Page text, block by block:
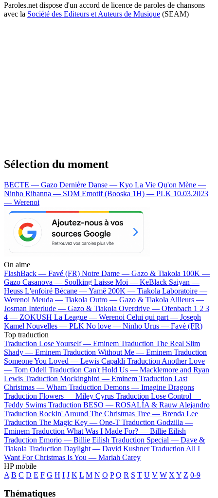
Paroles.net dispose d'un accord de licence de paroles de chansons
avec la Société des Editeurs et Auteurs de Musique (SEAM)
Sélection du moment
BECTE — Gazo Dernière Danse — Kyo La Vie Qu'on Mène —
Ninho Rihanna — SDM Emotif (Booska 1H) — PLK 10.03.2023
— Werenoi
On aime
FlashBack — Favé (FR) Notre Dame — Gazo & Tiakola 100K —
Gazo Casanova — Soolking Laisse Moi — KeBlack Saiyan —
Heuss L'enfoiré Bécane —Yamê 200K — Tiakola Laboratoire —
Werenoi Meuda — Tiakola Outro — Gazo & Tiakola Ailleurs —
Josman Interlude — Gazo & Tiakola Overdrive — Ofenbach 1 2 3
4 — ZOKUSH La League — Werenoi Celui qui part — Joseph
Kamel Nouvelles — PLK No love — Ninho Urus — Favé (FR)
Top traduction
Traduction Lose Yourself — Eminem Traduction The Real Slim
Shady — Eminem Traduction Without Me — Eminem Traduction
Someone You Loved — Lewis Capaldi Traduction Another Love
— Tom Odell Traduction Can't Hold Us — Macklemore and Ryan
Lewis Traduction Mockingbird — Eminem Traduction Last
Christmas — Wham Traduction Demons — Imagine Dragons
Traduction Flowers — Miley Cyrus Traduction Lose Control —
Teddy Swims Traduction BESO — ROSALÍA & Rauw Alejandro
Traduction Rockin' Around The Christmas Tree — Brenda Lee
Traduction The Magic Key — One-T Traduction Godzilla —
Eminem Traduction What Was I Made For? — Billie Eilish
Traduction Emorio — Billie Eilish Traduction Special — Dave &
Tiakola Traduction Daylight — David Kushner Traduction All I
Want For Christmas Is You — Mariah Carey
HP mobile
A B C D E F G H I J K L M N O P Q R S T U V W X Y Z 0-9
Thématiques